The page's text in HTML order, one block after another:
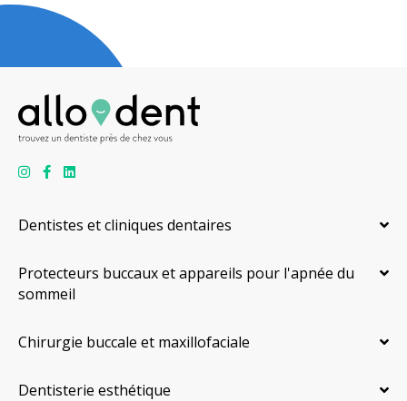
Dentistes et cliniques dentaires
Protecteurs buccaux et appareils pour l'apnée du
sommeil
Chirurgie buccale et maxillofaciale
Dentisterie esthétique